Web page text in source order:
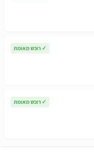
✓ רוכש מאומת
✓ רוכש מאומת